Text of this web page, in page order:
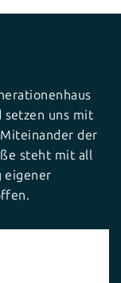
setzen uns mit
der
steht mit all
eigener